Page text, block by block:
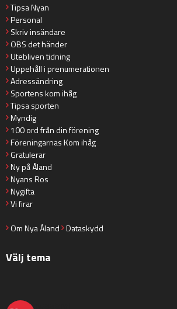
Tipsa Nyan
Personal
Skriv insändare
OBS det händer
Utebliven tidning
Uppehåll i prenumerationen
Adressändring
Sportens kom ihåg
Tipsa sporten
Myndig
100 ord från din förening
Föreningarnas Kom ihåg
Gratulerar
Ny på Åland
Nyans Ros
Nygifta
Vi firar
Om Nya Åland Dataskydd
Välj tema